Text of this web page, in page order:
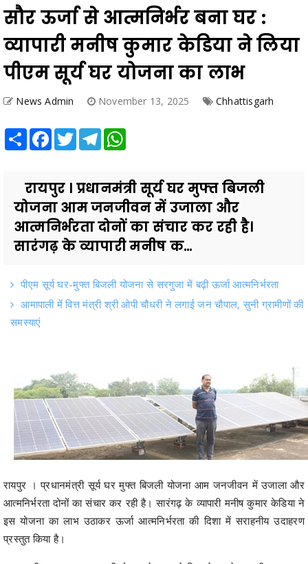
सौर ऊर्जा से आत्मनिर्भर बना घर :
व्यापारी मनीष कुमार केडिया ने लिया
पीएम सूर्य घर योजना का लाभ
News Admin November 13, 2025 Chhattisgarh
Share Facebook
TwitterTelegram
रायपुर । प्रधानमंत्री सूर्य घर मुफ्त बिजली
योजना आम जनजीवन में उजाला और
आत्मनिर्भरता दोनों का संचार कर रही है।
सारंगढ़ के व्यापारी मनीष क...
पीएम सूर्य घर-मुफ्त बिजली योजना से सरगुजा में बढ़ी ऊर्जा आत्मनिर्भरता
आमापाली में वित्त मंत्री श्री ओपी चौधरी ने लगाई जन चौपाल, सुनी ग्रामीणों की
समस्याएं
रायपुर । प्रधानमंत्री सूर्य घर मुफ्त बिजली योजना आम जनजीवन में उजाला और
आत्मनिर्भरता दोनों का संचार कर रही है। सारंगढ़ के व्यापारी मनीष कुमार केडिया ने
इस योजना का लाभ उठाकर ऊर्जा आत्मनिर्भरता की दिशा में सराहनीय उदाहरण
प्रस्तुत किया है।